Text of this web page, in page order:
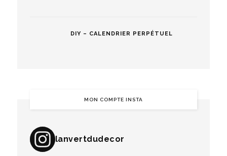
DIY – CALENDRIER PERPÉTUEL
MON COMPTE INSTA
lanvertdudecor